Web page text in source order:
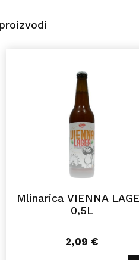
Mlinarica VIENNA
0,5L
2,09 €